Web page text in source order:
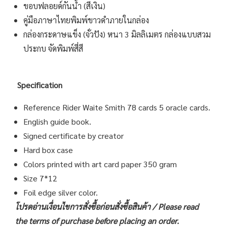
ขอบฟลอยด์กันน้ำ (สีเงิน)
คู่มือภาษาไทยพิมพ์ขาวดำภายในกล่อง
กล่องกระดาษแข็ง (จั่วปัง) หนา 3 มิลลิเมตร กล่องแบบสวม
ประกบ จัดพิมพ์สี่สี
Specification
Reference Rider Waite Smith 78 cards 5 oracle cards.
English guide book.
Signed certificate by creator
Hard box case
Colors printed with art card paper 350 gram
Size 7*12
Foil edge silver color.
โปรดอ่านเงื่อนไขการสั่งซื้อก่อนสั่งซื้อสินค้า / Please read
the terms of purchase before placing an order.